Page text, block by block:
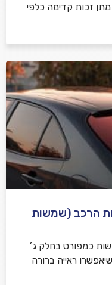
מתן זכות קדימה כלפי
הרכב (שמשות
כמפורט בחלק ג’
ראייה ברורה